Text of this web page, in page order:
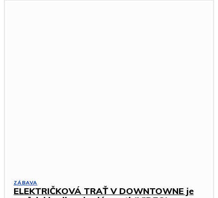
ZÁBAVA
ELEKTRIČKOVÁ TRAŤ V DOWNTOWNE je